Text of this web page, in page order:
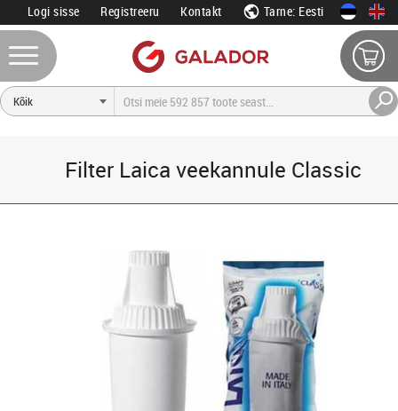
Logi sisse Registreeru Kontakt Tarne: Eesti
Filter Laica veekannule Classic